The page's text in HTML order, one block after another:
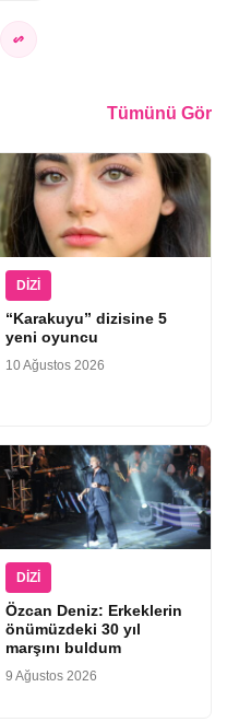
Tümünü Gör
DIZI
“Karakuyu” dizisine 5
yeni oyuncu
10 Ağustos 2026
DIZI
Özcan Deniz: Erkeklerin
önümüzdeki 30 yıl
marşını buldum
9 Ağustos 2026